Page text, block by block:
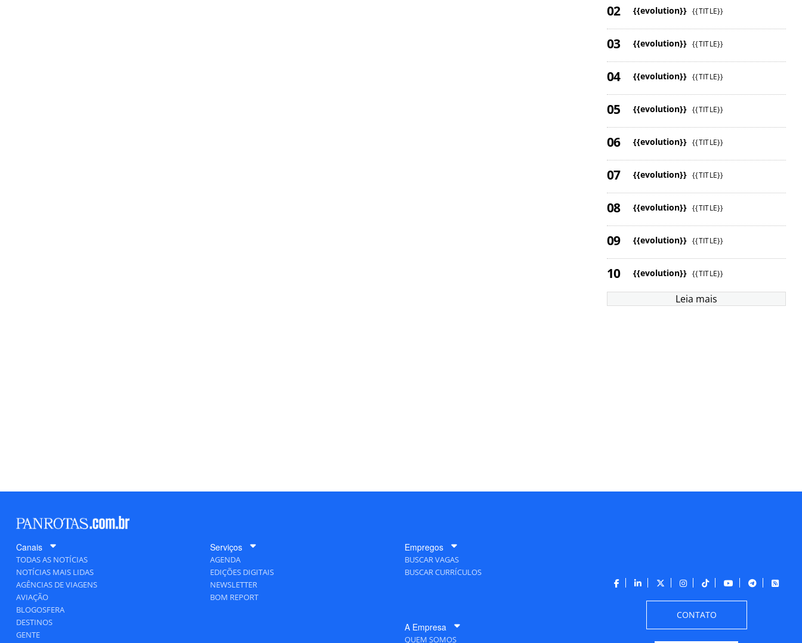
{{evolution}} {{TITLE}}
{{evolution}} {{TITLE}}
{{evolution}} {{TITLE}}
{{evolution}} {{TITLE}}
{{evolution}} {{TITLE}}
{{evolution}} {{TITLE}}
{{evolution}} {{TITLE}}
{{evolution}} {{TITLE}}
{{evolution}} {{TITLE}}
Leia mais
Canais
TODAS AS NOTÍCIAS
NOTÍCIAS MAIS LIDAS
AGÊNCIAS DE VIAGENS
AVIAÇÃO
BLOGOSFERA
DESTINOS
GENTE
Serviços
AGENDA
EDIÇÕES DIGITAIS
NEWSLETTER
BOM REPORT
Empregos
BUSCAR VAGAS
BUSCAR CURRÍCULOS
A Empresa
QUEM SOMOS
CONTATO